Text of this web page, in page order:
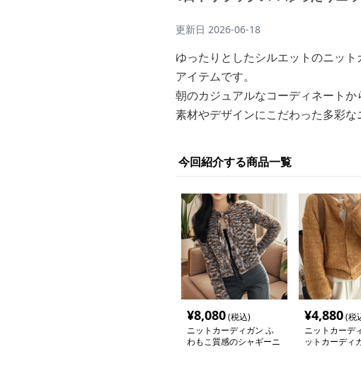
更新日 2026-06-18
ゆったりとしたシルエットのニッ
アイテムです。
朝のカジュアルなコーディネート
素材やデザインにこだわった多彩
今回紹介する商品一覧
¥8,080(税込)
ニットカーディガン ふ
わもこ質感のシャギーニ
¥4,880(税
ニットカーデ
ットカーディ